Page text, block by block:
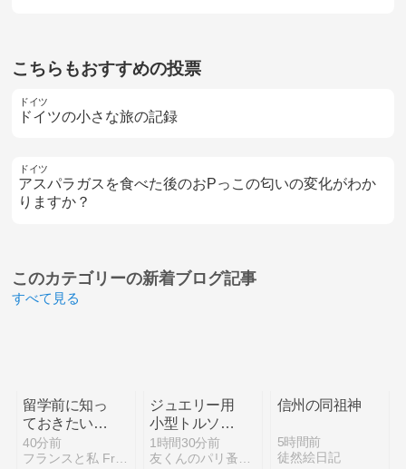
こちらもおすすめの投票
ドイツ
ドイツの小さな旅の記録
ドイツ
アスパラガスを食べた後のおPっこの匂いの変化がわか
りますか？
このカテゴリーの新着ブログ記事
すべて見る
留学前に知っ
ておきたい！
フランスとの
文化の違い
40分前
ジュエリー用
小型トルソー
（非売品）
1時間30分前
信州の同祖神
5時間前
徒然絵日記